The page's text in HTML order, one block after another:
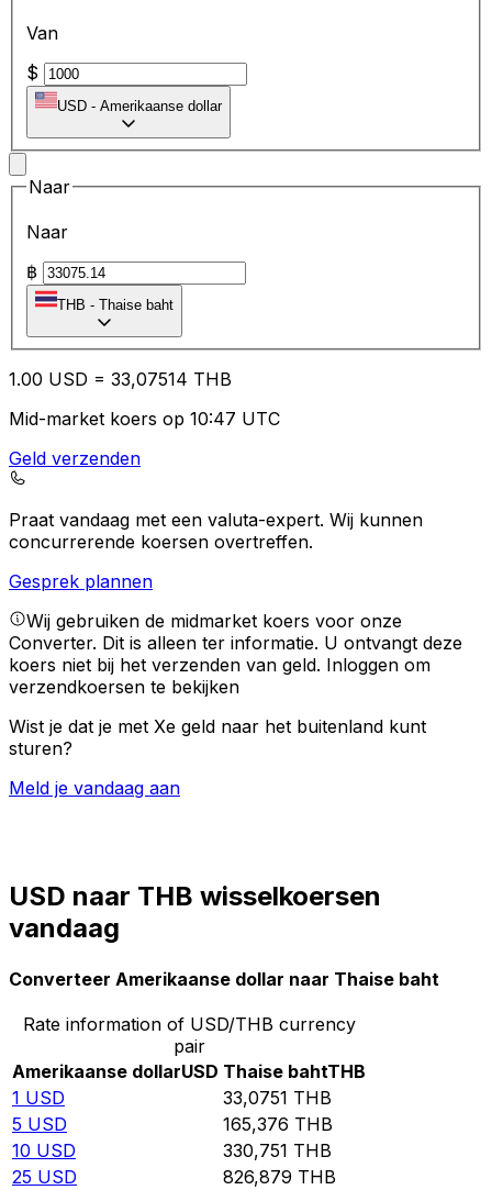
Van
$
USD - Amerikaanse dollar
Naar
Naar
฿
THB - Thaise baht
1.00 USD = 33,07514 THB
Mid-market koers op 10:47 UTC
Geld verzenden
Praat vandaag met een valuta-expert. Wij kunnen
concurrerende koersen overtreffen.
Gesprek plannen
Wij gebruiken de midmarket koers voor onze
Converter. Dit is alleen ter informatie. U ontvangt deze
koers niet bij het verzenden van geld. Inloggen om
verzendkoersen te bekijken
Wist je dat je met Xe geld naar het buitenland kunt
sturen?
Meld je vandaag aan
USD naar THB wisselkoersen
vandaag
Converteer Amerikaanse dollar naar Thaise baht
Rate information of USD/THB currency
pair
Amerikaanse dollarUSD Thaise bahtTHB
1 USD 33,0751 THB
5 USD 165,376 THB
10 USD 330,751 THB
25 USD 826,879 THB